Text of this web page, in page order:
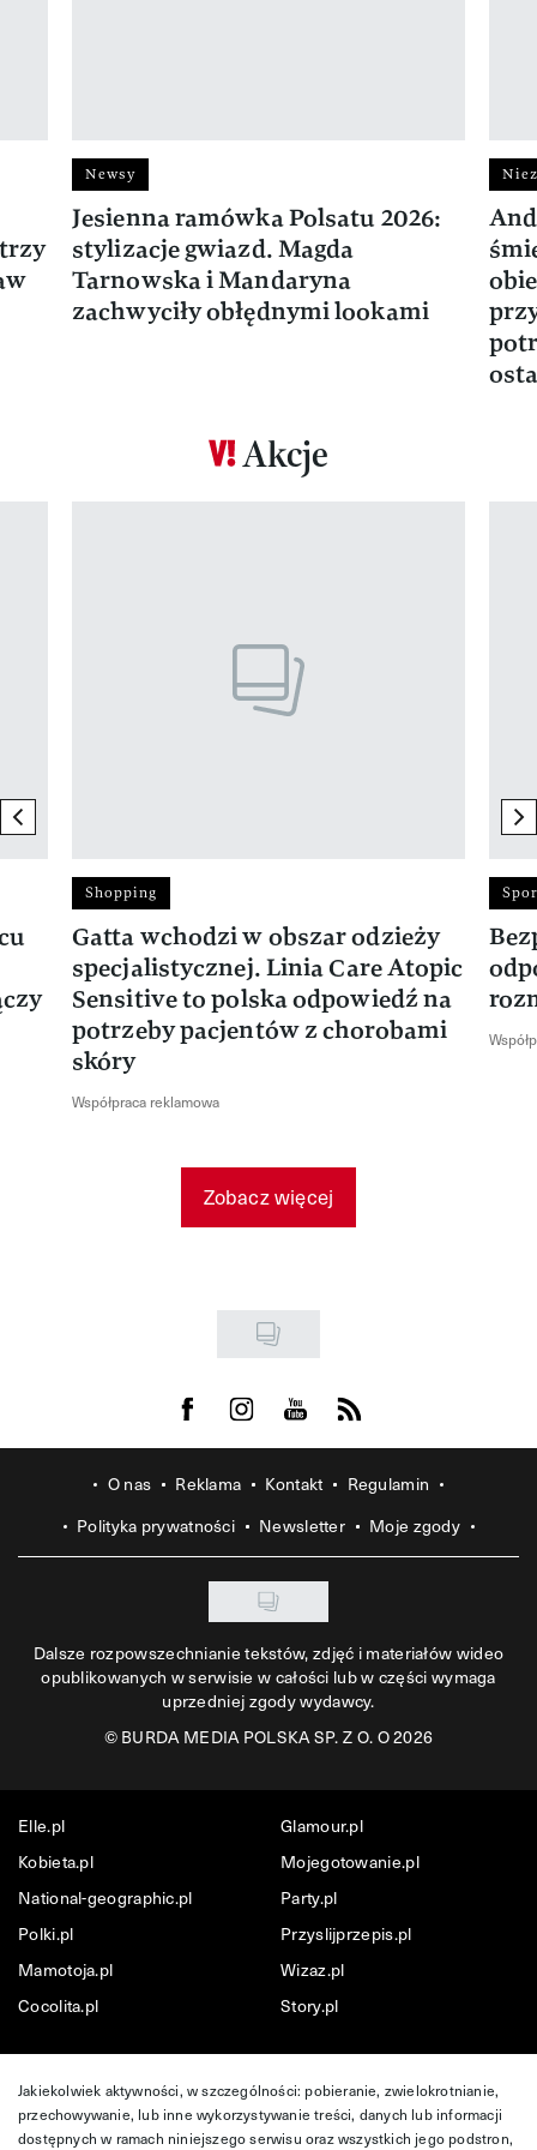
Newsy
Jesienna ramówka Polsatu 2026:
stylizacje gwiazd. Magda
Tarnowska i Mandaryna
zachwyciły obłędnymi lookami
Akcje
previous element
Shopping
Gatta wchodzi w obszar odzieży
specjalistycznej. Linia Care Atopic
Sensitive to polska odpowiedź na
potrzeby pacjentów z chorobami
skóry
Współpraca reklamowa
Zobacz więcej
Visit us on Facebook
Visit us on Instagram
Visit us on Youtube
Visit us on Rss
O nas Reklama Kontakt
Regulamin
Polityka prywatności
Newsletter Moje zgody
Dalsze rozpowszechnianie tekstów, zdjęć i materiałów wideo
opublikowanych w serwisie w całości lub w części wymaga
uprzedniej zgody wydawcy.
©BURDA MEDIA POLSKA SP. Z O. O 2026
Elle.pl
Glamour.pl
Kobieta.pl
Mojegotowanie.pl
National-geographic.pl
Party.pl
Polki.pl
Przyslijprzepis.pl
Mamotoja.pl
Wizaz.pl
Cocolita.pl
Story.pl
Jakiekolwiek aktywności, w szczególności: pobieranie, zwielokrotnianie,
przechowywanie, lub inne wykorzystywanie treści, danych lub informacji
dostępnych w ramach niniejszego serwisu oraz wszystkich jego podstron,